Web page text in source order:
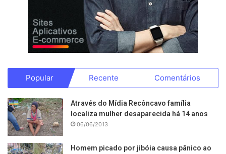
Popular Recente Comentários
Através do Mídia Recôncavo família
localiza mulher desaparecida há 14 anos
06/06/2013
Homem picado por jibóia causa pânico ao